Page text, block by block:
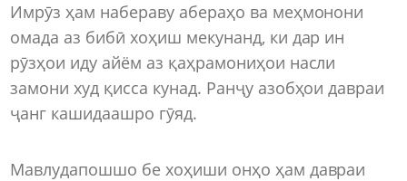
Имрӯз ҳам набераву абераҳо ва меҳмонони
омада аз бибӣ хоҳиш мекунанд, ки дар ин
рӯзҳои иду айём аз қаҳрамониҳои насли
замони худ қисса кунад. Ранҷу азобҳои давраи
ҷанг кашидаашро гӯяд.
Мавлудапошшо бе хоҳиши онҳо ҳам давраи